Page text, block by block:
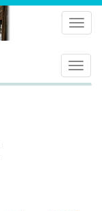
メ
ニ